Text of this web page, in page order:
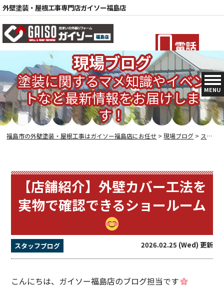
外壁塗装・屋根工事専門店ガイソー福島店
電話
MENU
現場ブログ
塗装に関するマメ知識やイベン
トなど最新情報をお届けしま
す！
福島市の外壁塗装・屋根工事はガイソー福島店にお任せ >現場ブログ > スタッフブログ
【店舗紹介】外壁カバー工法を
実物で確認できるショールーム
スタッフブログ 2026.02.25 (Wed) 更新
こんにちは、ガイソー福島店のブログ担当です